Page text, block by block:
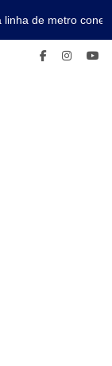
linha de metro